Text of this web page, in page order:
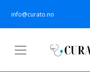
info@curato.no